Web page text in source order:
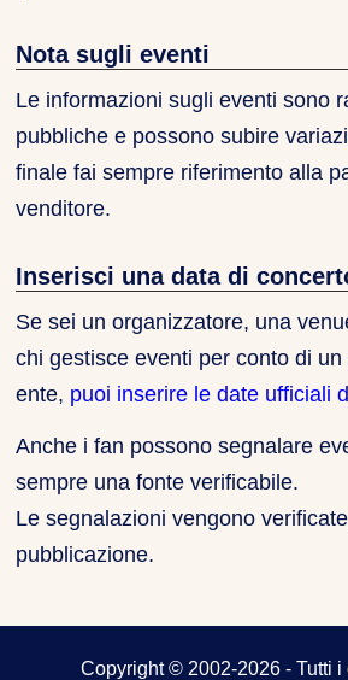
Nota sugli eventi
Le informazioni sugli eventi sono
pubbliche e possono subire
finale fai sempre riferimento alla
venditore.
Inserisci una data di
Se sei un organizzatore, una
chi gestisce eventi per conto di
ente, puoi inserire le date ufficiali
Anche i fan possono segnalare
sempre una fonte verificabile.
Le segnalazioni vengono
pubblicazione.
Copyright © 2002-2026 - Tutti i